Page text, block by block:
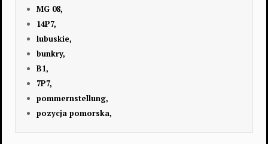
MG 08,
14P7,
lubuskie,
bunkry,
B1,
7P7,
pommernstellung,
pozycja pomorska,